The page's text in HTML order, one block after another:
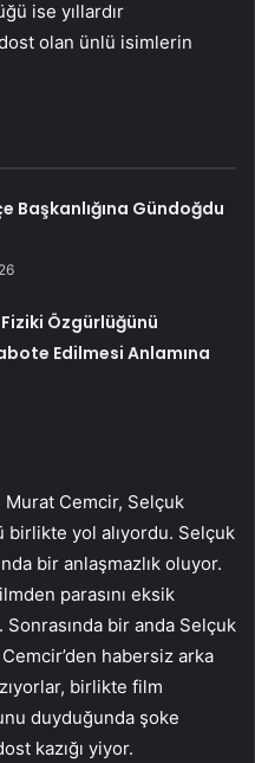
ise yıllardır
olan ünlü isimlerin
Başkanlığına Gündoğdu
Özgürlüğünü
Edilmesi Anlamına
Murat Cemcir, Selçuk
birlikte yol alıyordu. Selçuk
bir anlaşmazlık oluyor.
parasını eksik
Sonrasında bir anda Selçuk
habersiz arka
birlikte film
duyduğunda şoke
kazığı yiyor.